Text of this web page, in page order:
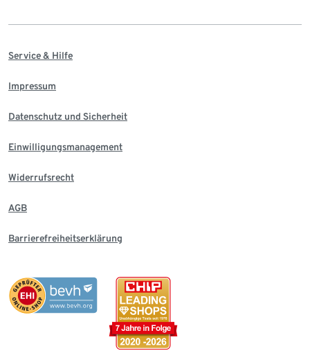
Service & Hilfe
Impressum
Datenschutz und Sicherheit
Einwilligungsmanagement
Widerrufsrecht
AGB
Barrierefreiheitserklärung